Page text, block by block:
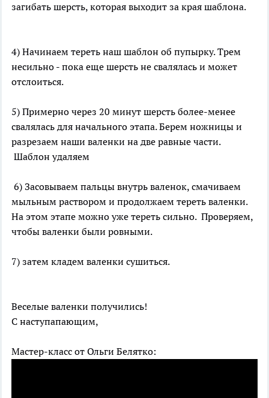
загибать шерсть, которая выходит за края шаблона.
4) Начинаем тереть наш шаблон об пупырку. Трем
несильно - пока еще шерсть не свалялась и может
отслоиться.
5) Примерно через 20 минут шерсть более-менее
свалялась для начального этапа. Берем ножницы и
разрезаем наши валенки на две равные части.
Шаблон удаляем
6) Засовываем пальцы внутрь валенок, смачиваем
мыльным раствором и продолжаем тереть валенки.
На этом этапе можно уже тереть сильно. Проверяем,
чтобы валенки были ровными.
7) затем кладем валенки сушиться.
Веселые валенки получились!
С наступапающим,
Мастер-класс от Ольги Белятко: